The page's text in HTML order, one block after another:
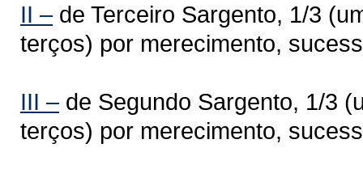
II –de Terceiro Sargento, 1/3
terços) por merecimento,
III –de Segundo Sargento, 1/3
terços) por merecimento,